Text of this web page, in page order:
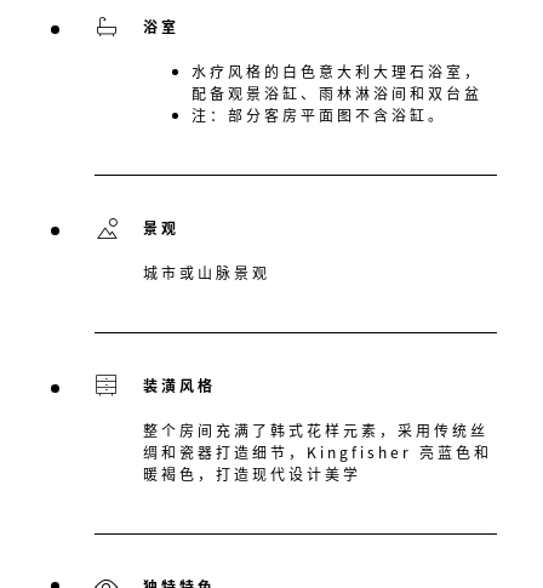
浴室
水疗风格的白色意大利大理石浴室，
配备观景浴缸、雨林淋浴间和双台盆
注：部分客房平面图不含浴缸。
景观
城市或山脉景观
装潢风格
整个房间充满了韩式花样元素，采用传统丝
绸和瓷器打造细节，Kingfisher 亮蓝色和
暖褐色，打造现代设计美学